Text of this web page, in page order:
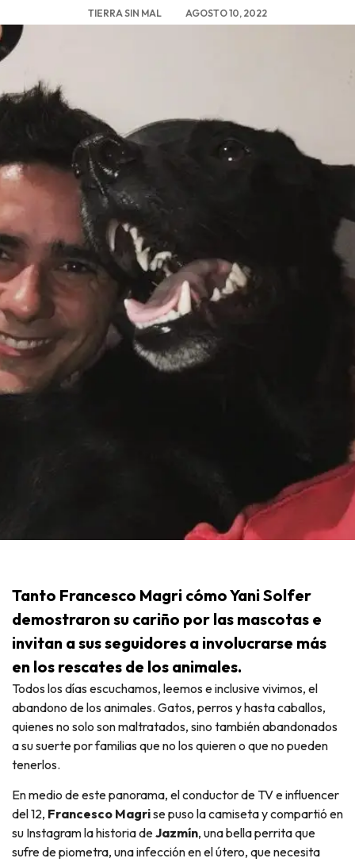
TIERRA SIN MAL AGOSTO 10, 2022
Tanto Francesco Magri cómo Yani Solfer
demostraron su cariño por las mascotas e
invitan a sus seguidores a involucrarse más
en los rescates de los animales.
Todos los días escuchamos, leemos e inclusive vivimos, el
abandono de los animales. Gatos, perros y hasta caballos,
quienes no solo son maltratados, sino también abandonados
a su suerte por familias que no los quieren o que no pueden
tenerlos.
En medio de este panorama, el conductor de TV e influencer
del 12, Francesco Magrise puso la camiseta y compartió en
su Instagram la historia deJazmín, una bella perrita que
sufre de piometra, una infección en el útero, que necesita